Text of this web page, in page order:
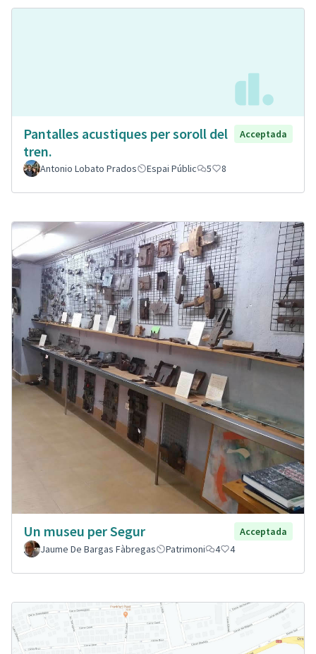
Pantalles acustiques per soroll del
tren.
Acceptada
Antonio Lobato Prados Espai Públic 5 8
Un museu per Segur
Acceptada
Jaume De Bargas Fàbregas
Patrimoni 4 4